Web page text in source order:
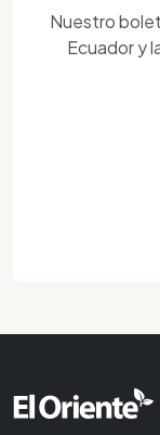
Nuestro
Ecuador y